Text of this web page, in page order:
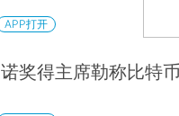
APP打开
奖得主席勒称比特